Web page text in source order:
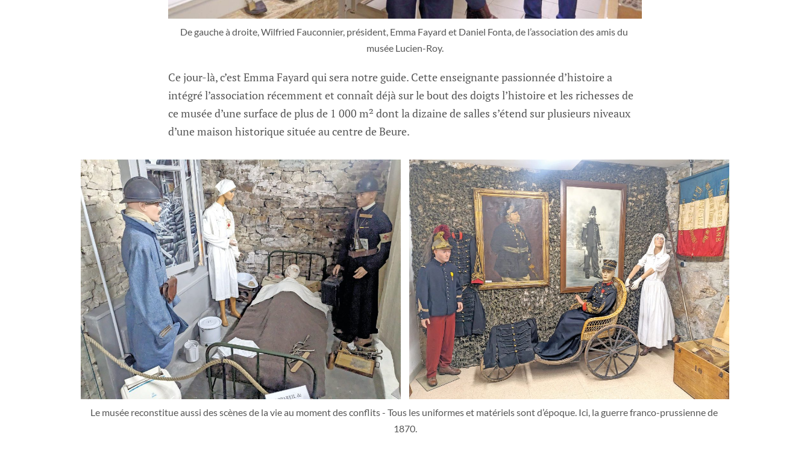
De gauche à droite, Wilfried Fauconnier, président, Emma Fayard et Daniel Fonta, de l’association des amis du
musée Lucien-Roy.
Ce jour-là, c’est Emma Fayard qui sera notre guide. Cette enseignante passionnée d’histoire a
intégré l’association récemment et connaît déjà sur le bout des doigts l’histoire et les richesses de
ce musée d’une surface de plus de 1 000 m² dont la dizaine de salles s’étend sur plusieurs niveaux
d’une maison historique située au centre de Beure.
Le musée reconstitue aussi des scènes de la vie au moment des conflits - Tous les uniformes et matériels sont d’époque. Ici, la guerre franco-prussienne de
1870.